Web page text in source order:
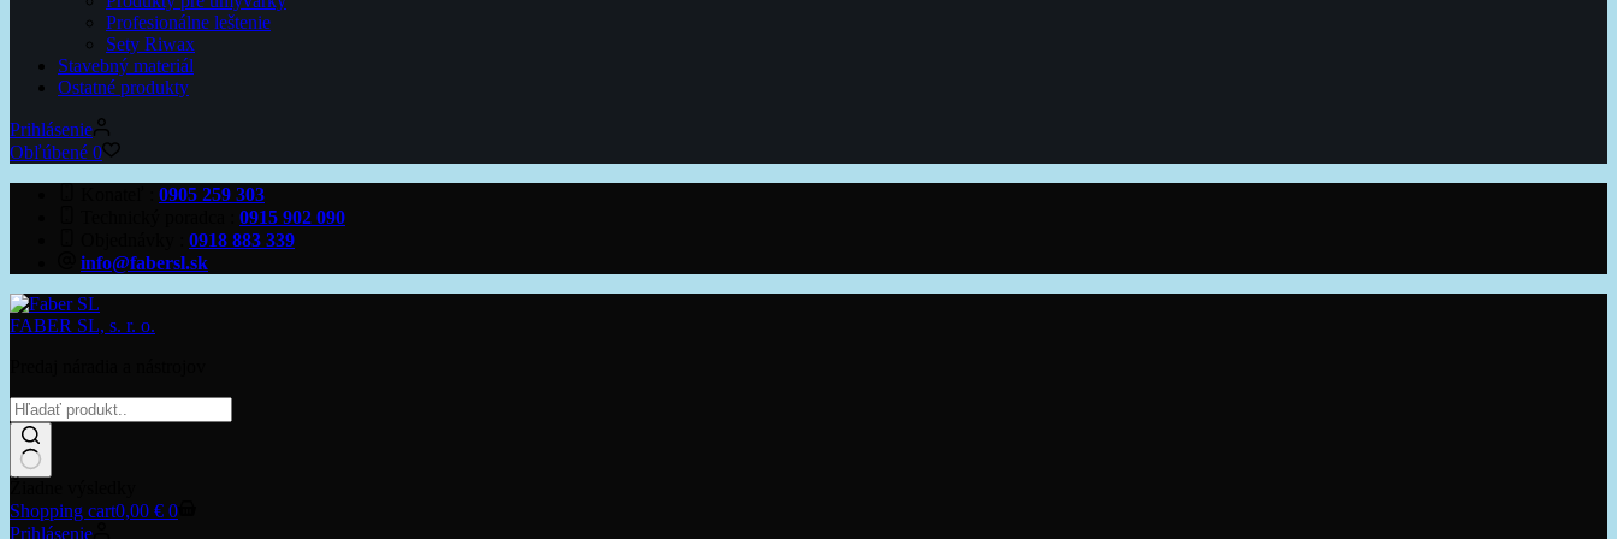
Profesionálne leštenie
Sety Riwax
Stavebný materiál
Ostatné produkty
Prihlásenie
Obľúbené 0
0905 259 303
0915 902 090
0918 883 339
info@fabersl.sk
FABER SL, s. r. o.
Shopping cart0,00 € 0
Prihlásenie